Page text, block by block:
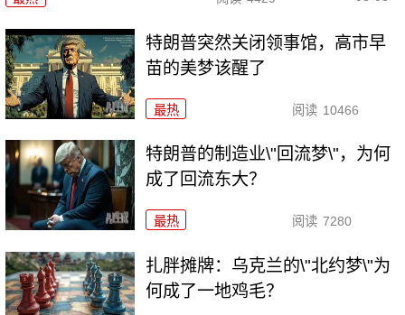
特朗普突然关闭领事馆，高市早
苗的美梦该醒了
最热 阅读 10466
特朗普的制造业\"回流梦\"，为何
成了回流东大？
最热 阅读 7280
扎胖摊牌：乌克兰的\"北约梦\"为
何成了一地鸡毛？